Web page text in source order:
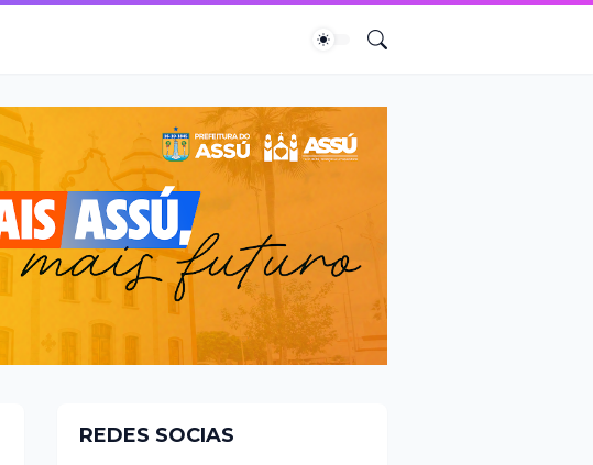
REDES SOCIAS